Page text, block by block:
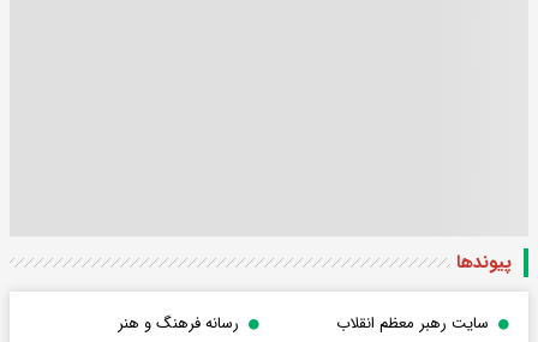
پیوندها
سایت رهبر معظم انقلاب
رسانه فرهنگ و هنر